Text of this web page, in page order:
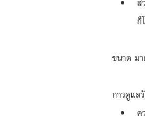
ก็
ขนาด ม
การดูแล
ค